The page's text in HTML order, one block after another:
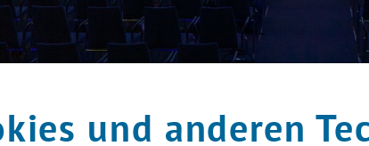
und anderen